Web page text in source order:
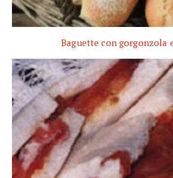
Baguette con gorgonzola